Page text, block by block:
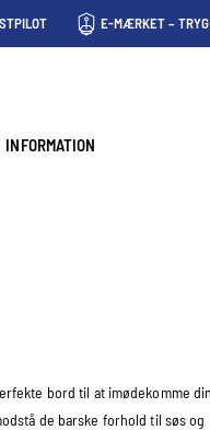
E-MÆRKET –
INFORMATION
bord til at imødekomme
de barske forhold til søs og